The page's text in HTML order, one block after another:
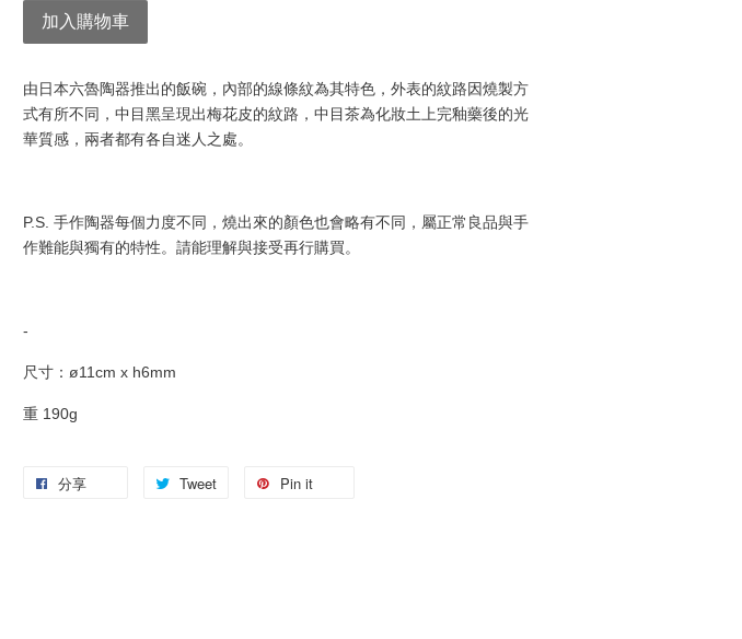
加入購物車
由日本六魯陶器推出的飯碗，內部的線條紋為其特色，外表的紋路因燒製方
式有所不同，中目黑呈現出梅花皮的紋路，中目茶為化妝土上完釉藥後的光
華質感，兩者都有各自迷人之處。
P.S. 手作陶器每個力度不同，燒出來的顏色也會略有不同，屬正常良品與手
作難能與獨有的特性。請能理解與接受再行購買。
-
尺寸：ø11cm x h6mm
重 190g
分享 Tweet Pin it